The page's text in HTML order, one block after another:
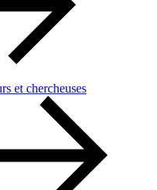
et chercheuses